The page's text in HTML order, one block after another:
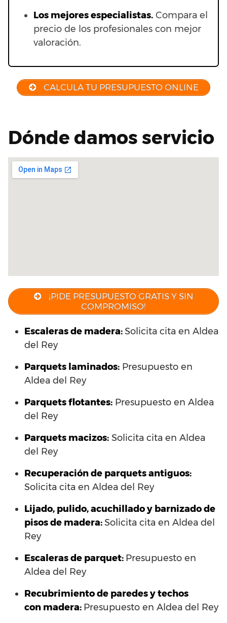
Los mejores especialistas. Compara el
precio de los profesionales con mejor
valoración.
CALCULA TU PRESUPUESTO ONLINE
Dónde damos servicio
¡PIDE PRESUPUESTO GRATIS Y SIN
COMPROMISO!
Escaleras de madera:Solicita cita en Aldea
del Rey
Parquets laminados: Presupuesto en
Aldea del Rey
Parquets flotantes: Presupuesto en Aldea
del Rey
Parquets macizos: Solicita cita en Aldea
del Rey
Recuperación de parquets antiguos:
Solicita cita en Aldea del Rey
Lijado, pulido, acuchillado y barnizado de
pisos de madera:Solicita cita en Aldea del
Rey
Escaleras de parquet: Presupuesto en
Aldea del Rey
Recubrimiento de paredes y techos
con madera: Presupuesto en Aldea del Rey